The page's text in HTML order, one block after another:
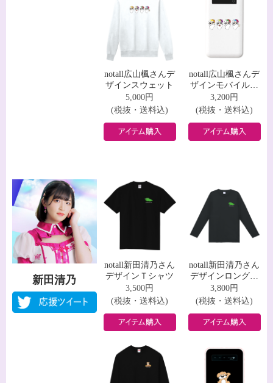
notall広山楓さんデ
ザインスウェット
5,000円
(税抜・送料込)
notall広山楓さんデ
ザインモバイルバ
ッテリー
3,200円
(税抜・送料込)
新田清乃
notall新田清乃さん
デザインＴシャツ
3,500円
(税抜・送料込)
notall新田清乃さん
デザインロングス
リーブＴシャツ
3,800円
(税抜・送料込)